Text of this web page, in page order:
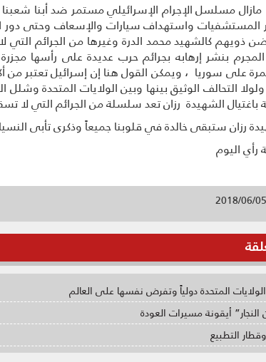
مازال مسلسل الإجرام الإسرائيلي مستمر ضد أبنا
المستشفيات واستهداف سيارات والإسعاف وحتى دور
ذويهم كالشهيد محمد الدرة وغيرها من الجرائم التي
المجرم بنشر إرهابه بجرائم حرب عديدة على رأسها
على سوريا ، ويمكن القول هنا إن إسرائيل تعتبر من
التحالف الوثيق بينها وبين الولايات المتحدة
باغتيال الشهيدة رزان تعد سلسلة من الجرائم التي
رزان ستبقى خالدة في قلوبنا جميعاً وذكرى تأبى
اليوم
المتحدة دولياً وتفرض نفسها على العالم
النجار” أيقونة مسيرات العودة
التطبيع